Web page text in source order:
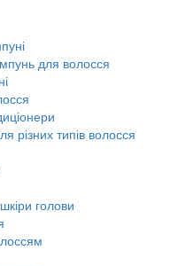
для волосся
різних типів волосся
голови